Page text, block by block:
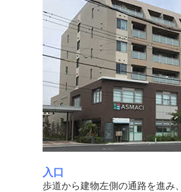
入口
歩道から建物左側の通路を進み